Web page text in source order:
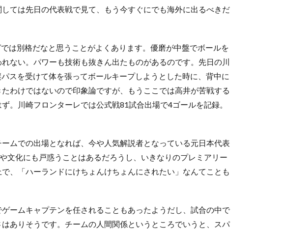
ては先日の代表戦で見て、もう今すぐにでも海外に出るべきだ
別格だなと思うことがよくあります。優磨が中盤でボールを
ない。パワーも技術も抜きん出たものがあるのです。先日の川
スを受けて体を張ってボールキープしようとした時に、背中に
わけではないので印象論ですが、もうここでは高井が苦戦する
。川崎フロンターレでは公式戦81試合出場で4ゴールを記録。
での出場となれば、今や人気解説者となっている元日本代表
文化にも戸惑うことはあるだろうし、いきなりのプレミアリー
、「ハーランドにけちょんけちょんにされたい」なんてことも
ムキャプテンを任されることもあったようだし、試合の中で
ありそうです。チームの人間関係というところでいうと、スパ